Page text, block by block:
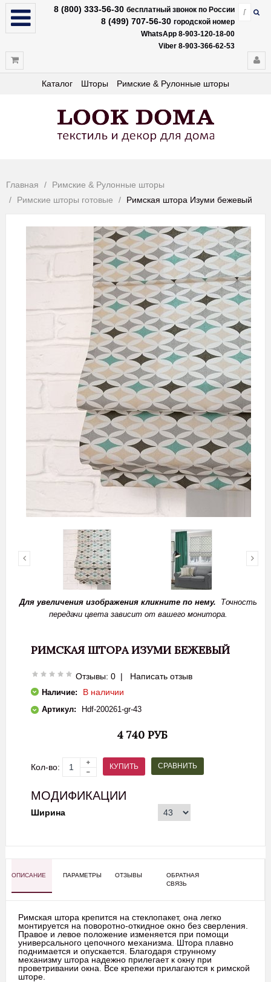
8 (800) 333-56-30 бесплатный звонок по России
8 (499) 707-56-30 городской номер
WhatsApp 8-903-120-18-00
Viber 8-903-366-62-53
Каталог Шторы Римские & Рулонные шторы
Главная
Римские & Рулонные шторы
Римские шторы готовые
Римская штора Изуми бежевый
Для увеличения изображения кликните по нему. Точность
передачи цвета зависит от вашего монитора.
РИМСКАЯ ШТОРА ИЗУМИ БЕЖЕВЫЙ
Отзывы: 0 | Написать отзыв
Наличие: В наличии
Артикул: Нdf-200261-gr-43
4 740 РУБ
Кол-во: КУПИТЬ СРАВНИТЬ
МОДИФИКАЦИИ
Ширина
ОПИСАНИЕ ПАРАМЕТРЫ ОТЗЫВЫ
ОБРАТНАЯ
СВЯЗЬ
Римская штора крепится на стеклопакет, она легко
монтируется на поворотно-откидное окно без сверления.
Правое и левое положение изменяется при помощи
универсального цепочного механизма. Штора плавно
поднимается и опускается. Благодаря струнному
механизму штора надежно прилегает к окну при
проветривании окна. Все крепежи прилагаются к римской
шторе.